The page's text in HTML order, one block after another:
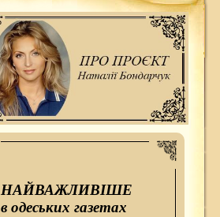
НАЙВАЖЛИВІШЕ
в одеських газетах